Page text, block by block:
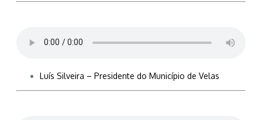
Luís Silveira – Presidente do Município de Velas